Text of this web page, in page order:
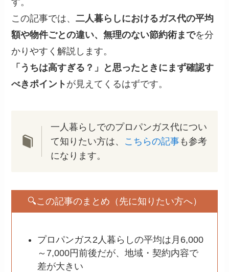
この記事では、二人暮らしにおけるガス代の平均
額や物件ごとの違い、無理のない節約術までを分
かりやすく解説します。
「うちは高すぎる？」と思ったときにまず確認す
べきポイント が見えてくるはずです。
一人暮らしでのプロパンガス代につい
て知りたい方は、
こちらの記事も参考
になります。
🔍この記事のまとめ（先に知りたい方へ）
プロパンガス2人暮らしの平均は月6,000
～7,000円前後だが、地域・契約内容で
差が大きい